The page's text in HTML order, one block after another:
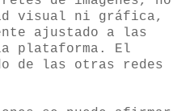
visual ni gráfica,
ajustado a las
plataforma. El
de las otras redes